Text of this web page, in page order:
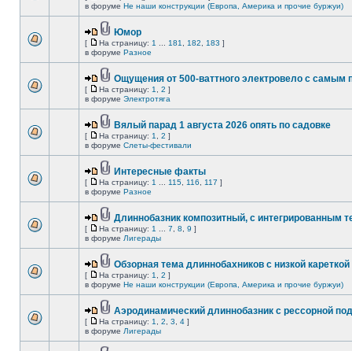
в форуме Не наши конструкции (Европа, Америка и прочие буржуи)
Юмор
[ На страницу: 1 181 182 183 ]
в форуме Разное
Ощущения от 500-ваттного электровело с самым
[ На страницу: 1 2 ]
в форуме Электротяга
Вялый парад 1 августа 2026 опять по садовке
[ На страницу: 1 2 ]
в форуме Слеты-фестивали
Интересные факты
[ На страницу: 1 115 116 117 ]
в форуме Разное
Длиннобазник композитный, с интегрированным
[ На страницу: 1 7 8 9 ]
в форуме Лигерады
Обзорная тема длиннобахников с низкой кареткой
[ На страницу: 1 2 ]
в форуме Не наши конструкции (Европа, Америка и прочие буржуи)
Аэродинамический длиннобазник с рессорной
[ На страницу: 1 2 3 4 ]
в форуме Лигерады